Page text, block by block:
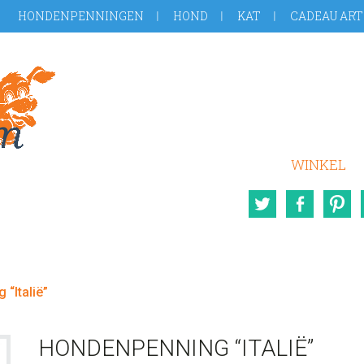
HONDENPENNINGEN HOND KAT CADEAU
WINKEL
Twitter
“Italië”
HONDENPENNING “ITALIË”